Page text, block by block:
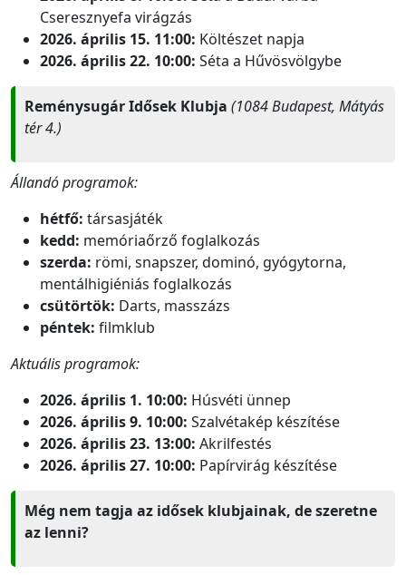
Cseresznyefa virágzás
2026. április 15. 11:00: Költészet napja
2026. április 22. 10:00: Séta a Hűvösvölgybe
Reménysugár Idősek Klubja (1084 Budapest, Mátyás
tér 4.)
Állandó programok:
hétfő: társasjáték
kedd: memóriaőrző foglalkozás
szerda: römi, snapszer, dominó, gyógytorna,
mentálhigiéniás foglalkozás
csütörtök: Darts, masszázs
péntek: filmklub
Aktuális programok:
2026. április 1. 10:00: Húsvéti ünnep
2026. április 9. 10:00: Szalvétakép készítése
2026. április 23. 13:00: Akrilfestés
2026. április 27. 10:00: Papírvirág készítése
Még nem tagja az idősek klubjainak, de szeretne
az lenni?